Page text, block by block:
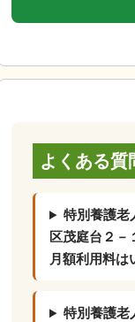
よくある質
特別養護老
区茂庭台２－
月額利用料は
特別養護老